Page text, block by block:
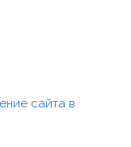
сайта в